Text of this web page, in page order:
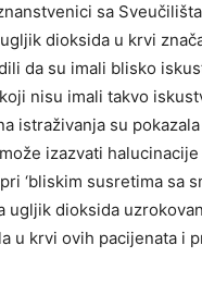
sa
dioksida u krvi
da su imali blisko
nisu imali takvo
istraživanja su
izazvati
‘bliskim susretima sa
ugljik dioksida
u krvi ovih pacijenata i